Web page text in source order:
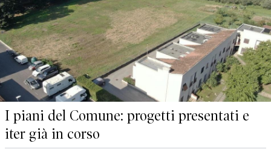
I piani del Comune: progetti presentati e
iter già in corso